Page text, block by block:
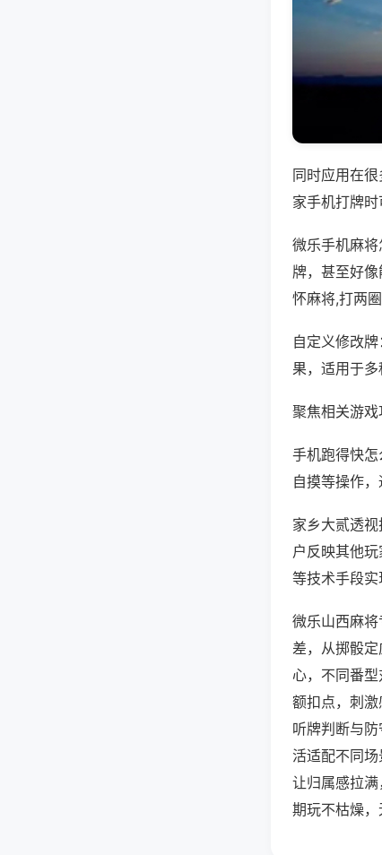
同时应用在
家手机打牌
微乐手机麻
牌，甚至好
怀麻将,打两
自定义修改
果，适用于
聚焦相关游戏
手机跑得快
自摸等操作
家乡大贰透视
户反映其他
等技术手段实
微乐山西麻
差，从掷骰
心，不同番
额扣点，刺
听牌判断与
活适配不同
让归属感拉
期玩不枯燥，